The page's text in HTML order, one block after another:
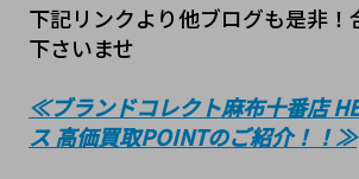
下記リンクより他ブログも是非！
下さいませ
≪ブランドコレクト麻布十番店
ス 高価買取POINTのご紹介！！≫